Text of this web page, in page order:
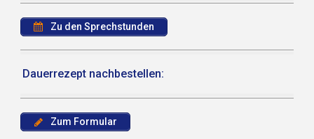
Zu den Sprechstunden
Dauerrezept nachbestellen:
Zum Formular